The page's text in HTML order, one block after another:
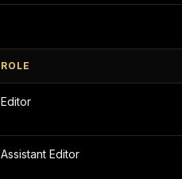
ROLE
Editor
Assistant Editor